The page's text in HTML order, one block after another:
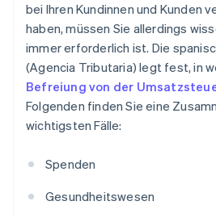
bei Ihren Kundinnen und Kunden
haben, müssen Sie allerdings
immer erforderlich ist. Die
(Agencia Tributaria) legt fest, in
Befreiung von der
Folgenden finden Sie eine
wichtigsten Fälle:
Spenden
Gesundheitswesen